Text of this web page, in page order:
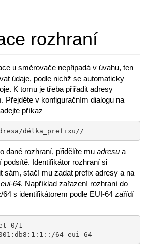
rozhraní
u směrovače nepřipadá v úvahu, ten
údaje, podle nichž se automaticky
K tomu je třeba přiřadit adresy
Přejděte v konfiguračním dialogu na
příkaz
délka_prefixu//
dané rozhraní, přidělíte mu adresu a
podsítě. Identifikátor rozhraní si
sám, stačí mu zadat prefix adresy a na
eui-64. Například zařazení rozhraní do
64 s identifikátorem podle EUI-64 zařídí
0/1
64 eui-64